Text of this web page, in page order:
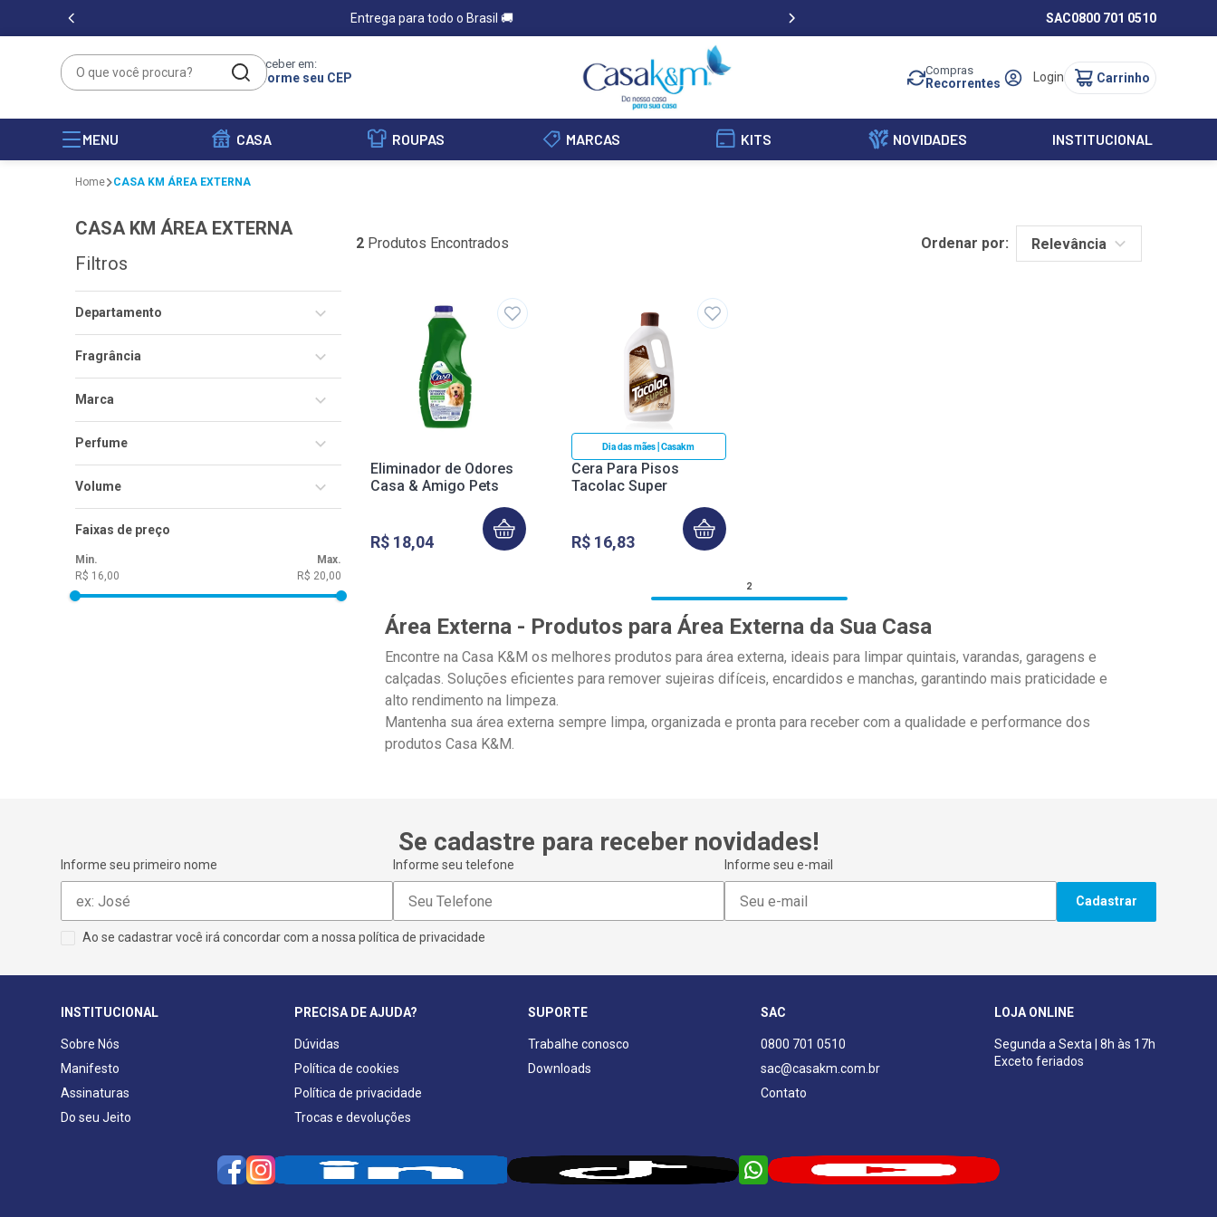
Entrega para todo o Brasil 🚚 SAC0800 701 0510
O que você procura? Receber em:
Informe seu CEP Compras
Recorrentes Login
MENU CASA ROUPAS MARCAS KITS NOVIDADES INSTITUCIONAL
CASA KM ÁREA EXTERNA
CASA KM ÁREA EXTERNA
Filtros
Departamento
Cera Líquida
Fragrância
Brinca Comigo
Carinho de Miau
Puro Charme
Tacolac
Marca
Casa & Amigo Pets
Perfume
Volume
Faixas de preço
R$ 16,00 R$ 20,00
2 Produtos Encontrados Ordenar por: Relevância
Eliminador de Odores
Casa & Amigo Pets
R$ 18,04
Dia das mães | Casakm
Cera Para Pisos
Tacolac Super
R$ 16,83
2
Área Externa - Produtos para Área Externa da Sua Casa
Encontre na Casa K&M os melhores produtos para área externa, ideais para limpar quintais, varandas, garagens e
calçadas. Soluções eficientes para remover sujeiras difíceis, encardidos e manchas, garantindo mais praticidade e
alto rendimento na limpeza.
Mantenha sua área externa sempre limpa, organizada e pronta para receber com a qualidade e performance dos
produtos Casa K&M.
Se cadastre para receber novidades!
Informe seu primeiro nome Informe seu telefone Informe seu e-mail
Cadastrar
Ao se cadastrar você irá concordar com a nossa política de privacidade
INSTITUCIONAL
Sobre Nós
Manifesto
Assinaturas
Do seu Jeito
PRECISA DE AJUDA?
Dúvidas
Política de cookies
Política de privacidade
Trocas e devoluções
SUPORTE
Trabalhe conosco
Downloads
SAC
0800 701 0510
sac@casakm.com.br
Contato
LOJA ONLINE
Segunda a Sexta | 8h às 17h
Exceto feriados